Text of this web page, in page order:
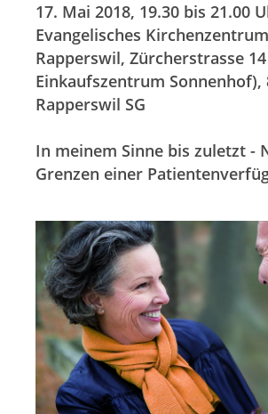
17. Mai 2018, 19.30 bis 21.00
Evangelisches Kirchenzentrum
Rapperswil, Zürcherstrasse
Einkaufszentrum Sonnenhof),
Rapperswil SG
In meinem Sinne bis zuletzt -
Grenzen einer